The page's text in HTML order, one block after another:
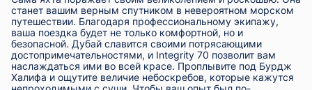
станет вашим верным спутником в невероятном морском
путешествии. Благодаря профессиональному экипажу,
ваша поездка будет не только комфортной, но и
безопасной. Дубай славится своими потрясающими
достопримечательностями, и Integrity 70 позволит вам
наслаждаться ими во всей красе. Проплывите под Бурдж
Халифа и ощутите величие небоскребов, которые кажутся